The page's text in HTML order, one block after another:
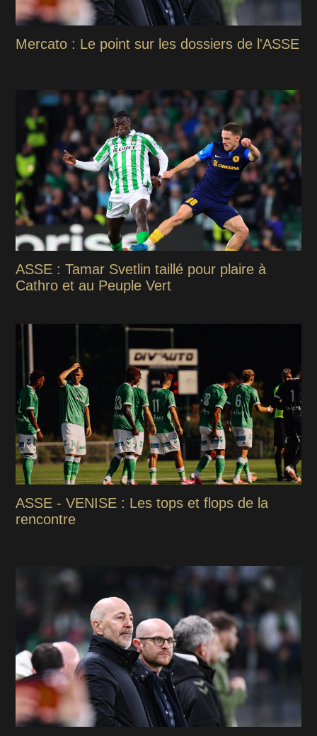
Mercato : Le point sur les dossiers de l'ASSE
ASSE : Tamar Svetlin taillé pour plaire à
Cathro et au Peuple Vert
ASSE - VENISE : Les tops et flops de la
rencontre